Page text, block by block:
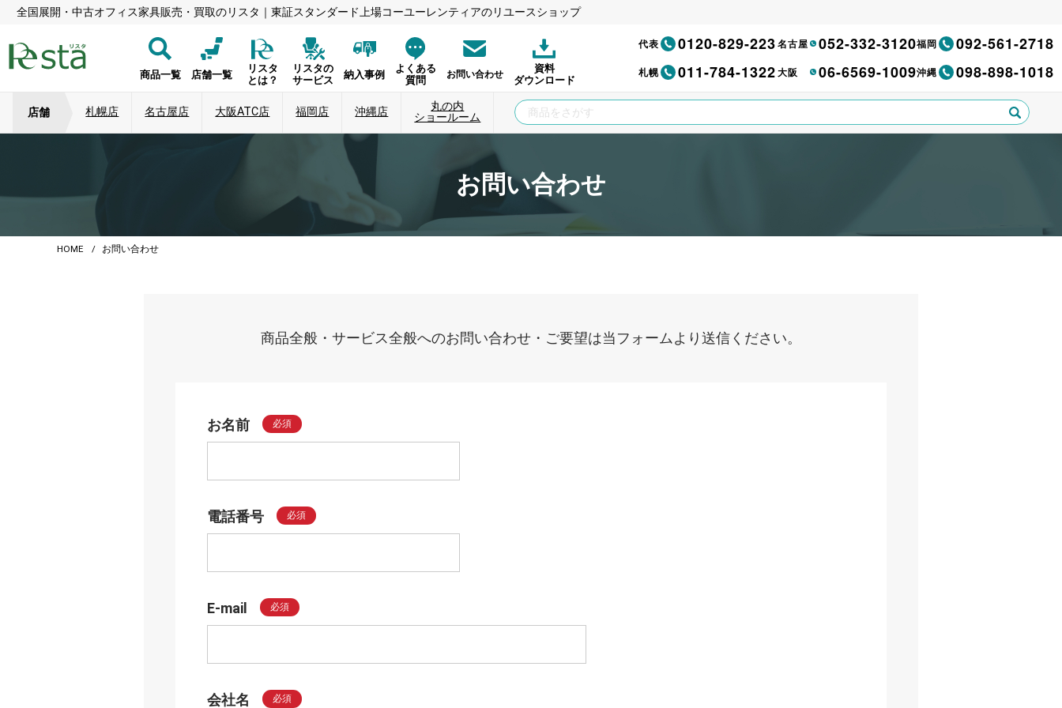
全国展開・中古オフィス家具販売・買取のリスタ｜東証スタンダード上場コーユーレンティアのリユースショップ
商品一覧 店舗一覧
リスタ
とは？
リスタの
サービス
納入事例
よくある
質問
お問い合わせ
資料
ダウンロード
代表 0120-829-223名古屋 052-332-3120福岡 092-561-2718
札幌 011-784-1322大阪 06-6569-1009沖縄 098-898-1018
店舗 札幌店 名古屋店 大阪ATC店 福岡店 沖縄店
丸の内
ショールーム
お問い合わせ
HOME お問い合わせ
商品全般・サービス全般へのお問い合わせ・ご要望は当フォームより送信ください。
お名前 必須
電話番号 必須
E-mail 必須
会社名 必須